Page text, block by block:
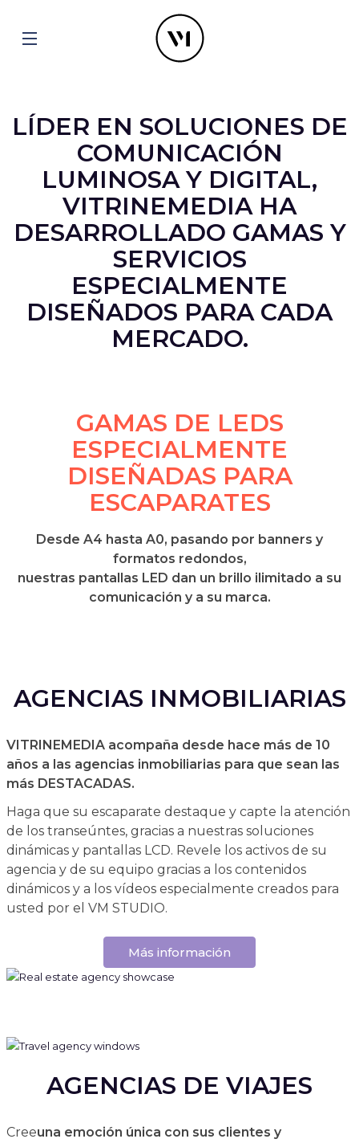
LÍDER EN SOLUCIONES DE
COMUNICACIÓN
LUMINOSA Y DIGITAL,
VITRINEMEDIA HA
DESARROLLADO GAMAS Y
SERVICIOS
ESPECIALMENTE
DISEÑADOS PARA CADA
MERCADO.
GAMAS DE LEDS
ESPECIALMENTE
DISEÑADAS PARA
ESCAPARATES
Desde A4 hasta A0, pasando por banners y
formatos redondos,
nuestras pantallas LED dan un brillo ilimitado a su
comunicación y a su marca.
AGENCIAS INMOBILIARIAS
VITRINEMEDIA acompaña desde hace más de 10
años a las agencias inmobiliarias para que sean las
más DESTACADAS.
Haga que su escaparate destaque y capte la atención
de los transeúntes, gracias a nuestras soluciones
dinámicas y pantallas LCD. Revele los activos de su
agencia y de su equipo gracias a los contenidos
dinámicos y a los vídeos especialmente creados para
usted por el VM STUDIO.
Más información
AGENCIAS DE VIAJES
Creeuna emoción única con sus clientes y